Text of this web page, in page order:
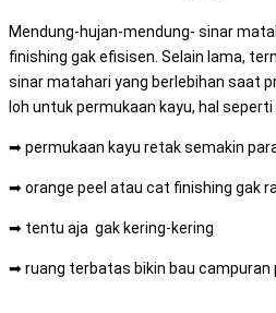
Mendung-hujan-mendung- sinar
finishing gak efisisen. Selain lama,
sinar matahari yang berlebihan saat
loh untuk permukaan kayu, hal
➡ permukaan kayu retak semakin
➡ orange peel atau cat finishing gak
➡ tentu aja gak kering-kering
➡ ruang terbatas bikin bau campuran